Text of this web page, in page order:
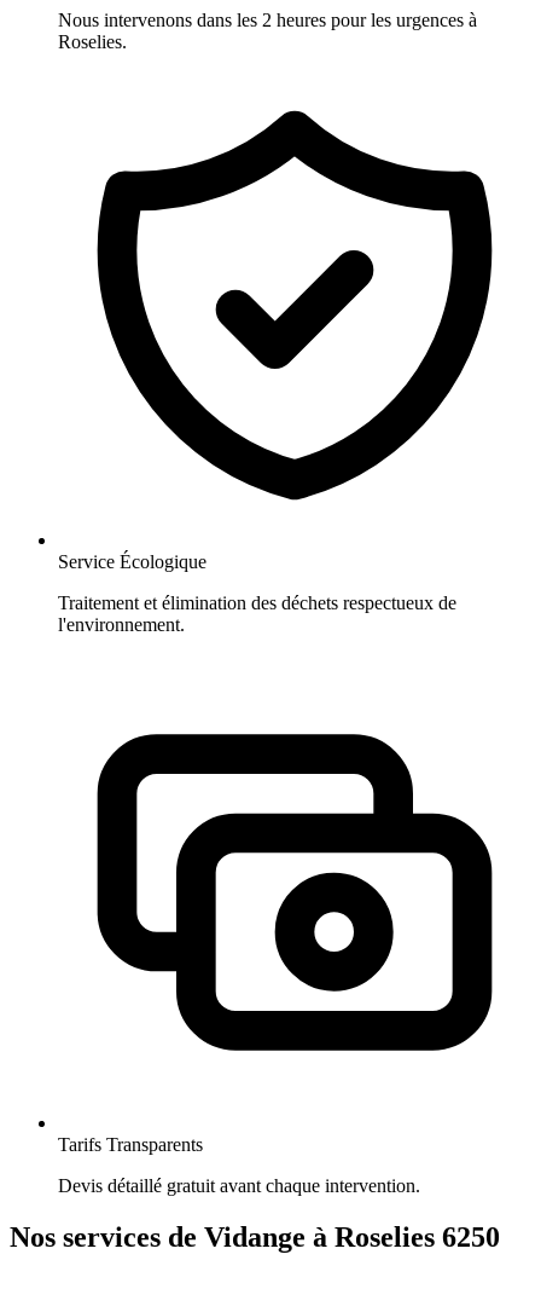
Nous intervenons dans les 2 heures pour les urgences à
Roselies.
Service Écologique
Traitement et élimination des déchets respectueux de
l'environnement.
Tarifs Transparents
Devis détaillé gratuit avant chaque intervention.
Nos services de Vidange à Roselies 6250